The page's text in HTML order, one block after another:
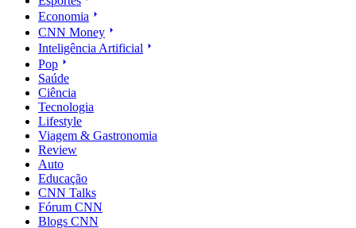
Economia
CNN Money
Inteligência Artificial
Pop
Saúde
Ciência
Tecnologia
Lifestyle
Viagem & Gastronomia
Review
Auto
Educação
CNN Talks
Fórum CNN
Blogs CNN